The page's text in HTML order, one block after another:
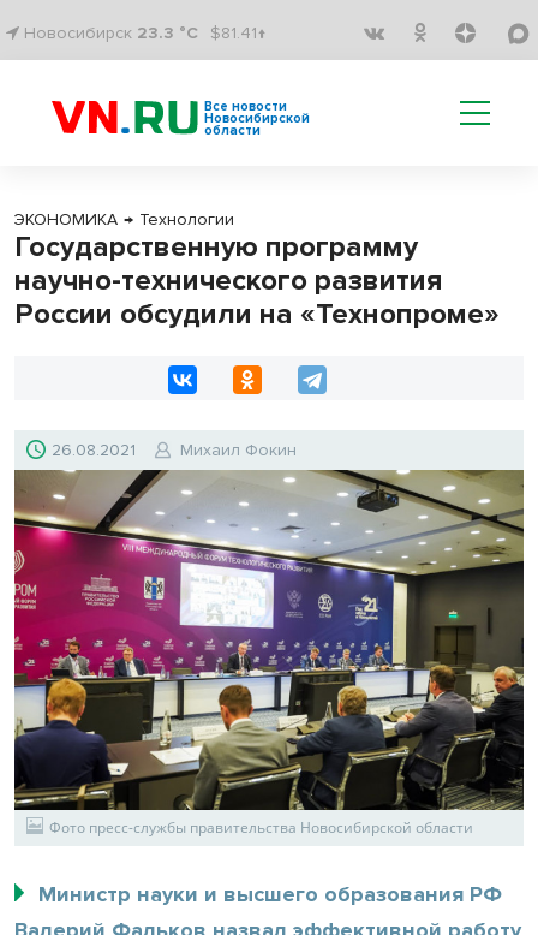
Новосибирск 23.3 °C $81.41↑
Все новости
Новосибирской
области
ЭКОНОМИКА → Технологии
Государственную программу
научно-технического развития
России обсудили на «Технопроме»
26.08.2021 Михаил Фокин
Фото пресс-службы правительства Новосибирской области
Министр науки и высшего образования РФ